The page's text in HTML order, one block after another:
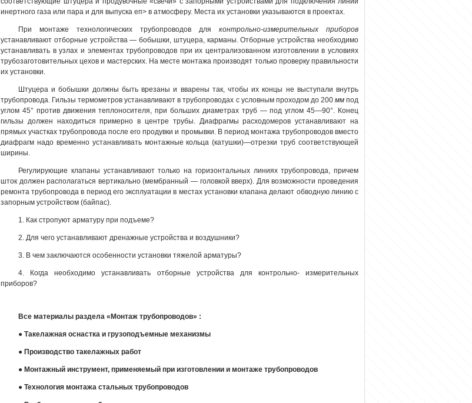
инертного газа или пара и для выпуска еп> в атмосферу. Места их установки указываются в проектах.
При монтаже технологических трубопроводов для контрольно-измерительных приборов
устанавливают отборные устройства — бобышки, штуцера, карманы. Отборные устройства необходимо
устанавливать в узлах и элементах трубопроводов при их централизованном изготовлении в условиях
трубозаготовительных цехов и мастерских. На месте монтажа производят только проверку правильности
их установки.
Штуцера и бобышки должны быть врезаны и вварены так, чтобы их концы не выступали внутрь
трубопровода. Гильзы термометров устанавливают в трубопроводах с условным проходом до 200 ммпод
углом 45° против движения теплоносителя, при больших диаметрах труб — под углом 45—90°. Конец
гильзы должен находиться примерно в центре трубы. Диафрагмы расходомеров устанавливают на
прямых участках трубопровода после его продувки и промывки. В период монтажа трубопроводов вместо
диафрагм надо временно устанавливать монтажные кольца (катушки)—отрезки труб соответствующей
ширины.
Регулирующие клапаны устанавливают только на горизонтальных линиях трубопровода, причем
шток должен располагаться вертикально (мембранный — головкой вверх). Для возможности проведения
ремонта трубопровода в период его эксплуатации в местах установки клапана делают обводную линию с
запорным устройством (байпас).
1. Как стропуют арматуру при подъеме?
2. Для чего устанавливают дренажные устройства и воздушники?
3. В чем заключаются особенности установки тяжелой арматуры?
4. Когда необходимо устанавливать отборные устройства для контрольно- измерительных
приборов?
Все материалы раздела «Монтаж трубопроводов» :
● Такелажная оснастка и грузоподъемные механизмы
● Производство такелажных работ
● Монтажный инструмент, применяемый при изготовлении и монтаже трубопроводов
● Технология монтажа стальных трубопроводов